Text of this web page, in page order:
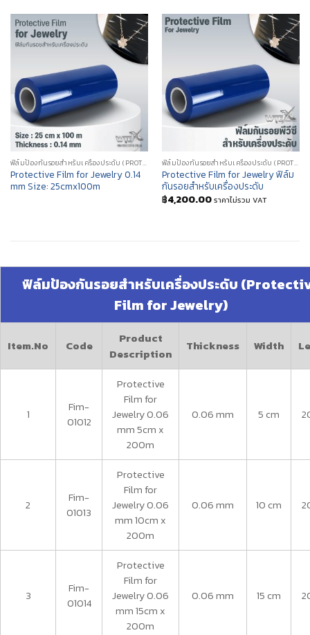
ฟิล์มป้องกันรอยสำหรับเครื่องประดับ (PROTECTIVE FILM FOR JEWELRY)
Protective Film for Jewelry 0.14
mm Size: 25cmx100m
ฟิล์มป้องกันรอยสำหรับเครื่องประดับ (PROTECTIVE FILM FOR JEWELRY)
Protective Film for Jewelry ฟิล์ม
กันรอยสำหรับเครื่องประดับ
฿4,200.00 ราคาไม่รวม VAT
ฟิล์มป้องกันรอยสำหรับเครื่องประดับ
Film for Jewelry)
Item.No Code
Product
Description
Thickness Width
1
Fim-
01012
Protective
Film for
Jewelry 0.06
mm 5cm x
200m
0.06 mm 5 cm
2
Fim-
01013
Protective
Film for
Jewelry 0.06
mm 10cm x
200m
0.06 mm 10 cm
3
Fim-
01014
Protective
Film for
Jewelry 0.06
mm 15cm x
200m
0.06 mm 15 cm